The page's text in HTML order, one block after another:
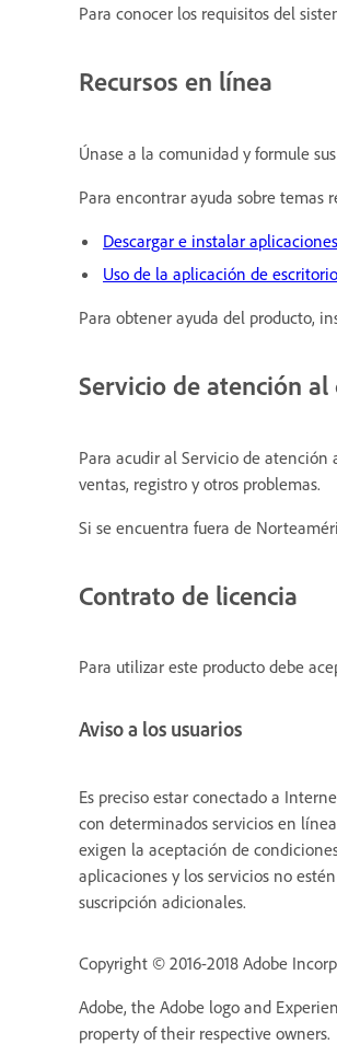
Para conocer los requisitos del
Recursos en línea
Únase a la comunidad y formule
Para encontrar ayuda sobre temas
Descargar e instalar
Uso de la aplicación de
Para obtener ayuda del producto,
Servicio de atención al
Para acudir al Servicio de atención
ventas, registro y otros problemas.
Si se encuentra fuera de
Contrato de licencia
Para utilizar este producto debe
Aviso a los usuarios
Es preciso estar conectado a
con determinados servicios en
exigen la aceptación de
aplicaciones y los servicios no
suscripción adicionales.
Copyright © 2016-2018 Adobe
Adobe, the Adobe logo and
property of their respective owners.